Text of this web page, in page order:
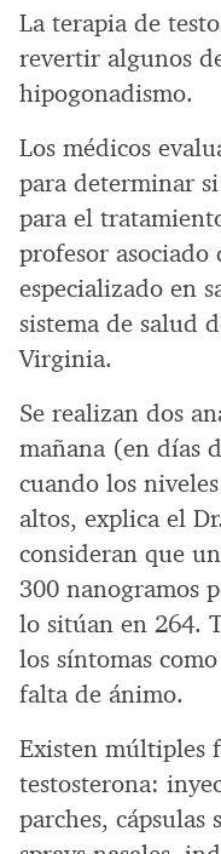
La terapia de
revertir algunos
hipogonadismo.
Los médicos
para determinar
para el
profesor
especializado en
sistema de salud
Virginia.
Se realizan dos
mañana (en días
cuando los
altos, explica el
consideran que
300 nanogramos
lo sitúan en 264.
los síntomas
falta de ánimo.
Existen múltiples
testosterona:
parches, cápsulas